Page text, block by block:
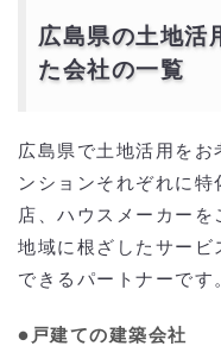
広島県の土地活
た会社の一覧
広島県で土地活用をお
ンションそれぞれに
店、ハウスメーカーを
地域に根ざしたサービ
できるパートナーです
●戸建ての建築会社